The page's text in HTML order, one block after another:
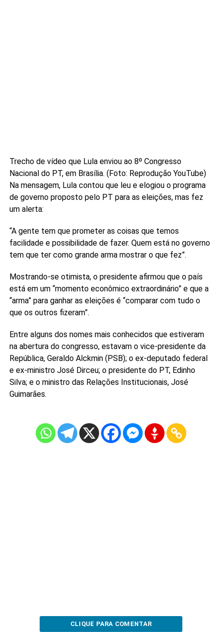
Trecho de vídeo que Lula enviou ao 8º Congresso
Nacional do PT, em Brasília. (Foto: Reprodução YouTube)
Na mensagem, Lula contou que leu e elogiou o programa
de governo proposto pelo PT para as eleições, mas fez
um alerta:
“A gente tem que prometer as coisas que temos
facilidade e possibilidade de fazer. Quem está no governo
tem que ter como grande arma mostrar o que fez”.
Mostrando-se otimista, o presidente afirmou que o país
está em um “momento econômico extraordinário” e que a
“arma” para ganhar as eleições é “comparar com tudo o
que os outros fizeram”.
Entre alguns dos nomes mais conhecidos que estiveram
na abertura do congresso, estavam o vice-presidente da
República, Geraldo Alckmin (PSB); o ex-deputado federal
e ex-ministro José Dirceu; o presidente do PT, Edinho
Silva; e o ministro das Relações Institucionais, José
Guimarães.
CLIQUE PARA COMENTAR